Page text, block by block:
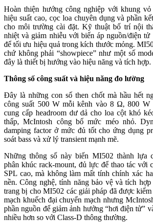
Hoàn thiện hướng công nghiệp với khung vỏ
hiệu suất cao, cọc loa chuyên dụng và phần
cho môi trường cài đặt. Kỹ thuật bố trí nội
nhiệt và giảm nhiễu với biến áp nguồn/điện
để tối ưu hiệu quả trong kích thước mỏng.
chứ không phải “showpiece” như một số
đây là thiết bị hướng vào hiệu năng và tích hợp.
Thông số công suất và hiệu năng đo lường
Đây là những con số then chốt mà hầu hết
công suất 500 W mỗi kênh vào 8 Ω, 800
cung cấp headroom dư dả cho loa cột khó
thấp, McIntosh công bố mức méo nhỏ.
damping factor ở mức đủ tốt cho ứng dụng
soát bass và xử lý transient mạnh mẽ.
Những thông số này biến MI502 thành lựa
phân khúc rack-mount, đủ lực để thao tác với
SPL cao, mà không làm mất tính chính xác
nền. Công nghệ, tính năng bảo vệ và tích
trang bị cho MI502 các giải pháp đã được
mạch khuếch đại chuyển mạch nhưng
phần nguồn để giảm ảnh hưởng “hơi điện tử”
nhiều hơn so với Class-D thông thường.